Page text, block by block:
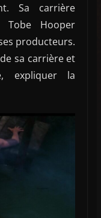
Sa carrière
Hooper
producteurs.
sa carrière et
expliquer la